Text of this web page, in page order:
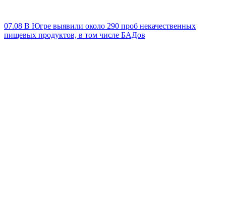
07.08 В Югре выявили около 290 проб некачественных
пищевых продуктов, в том числе БАДов